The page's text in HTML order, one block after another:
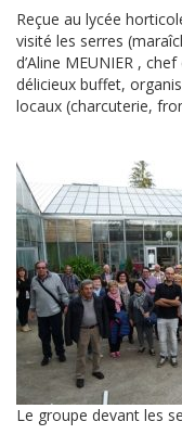
Reçue au lycée
visité les serres
d’Aline MEUNIER ,
délicieux buffet,
locaux (charcuterie,
Le groupe devant les